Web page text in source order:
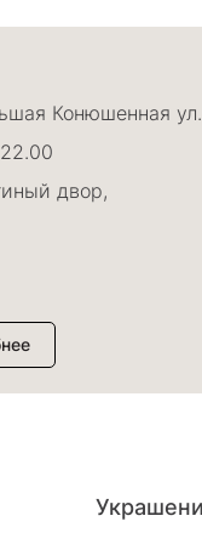
Конюшенная
двор,
проспект П.С.,